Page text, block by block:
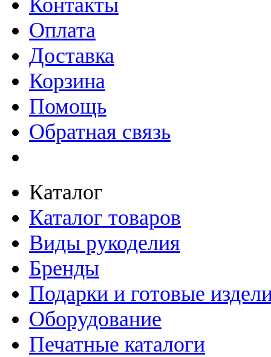
Оплата
Доставка
Корзина
Помощь
Обратная связь
Каталог
Каталог товаров
Виды рукоделия
Бренды
Подарки и готовые
Оборудование
Печатные каталоги